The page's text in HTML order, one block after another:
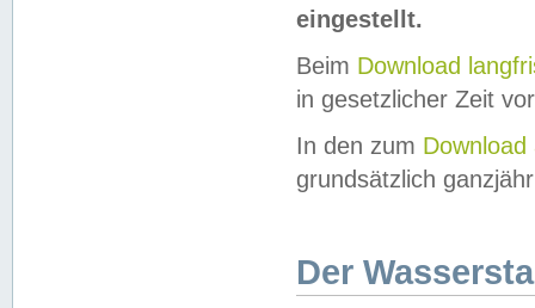
eingestellt.
Beim Download
in gesetzlicher Zeit
In den zum Download
grundsätzlich
Der